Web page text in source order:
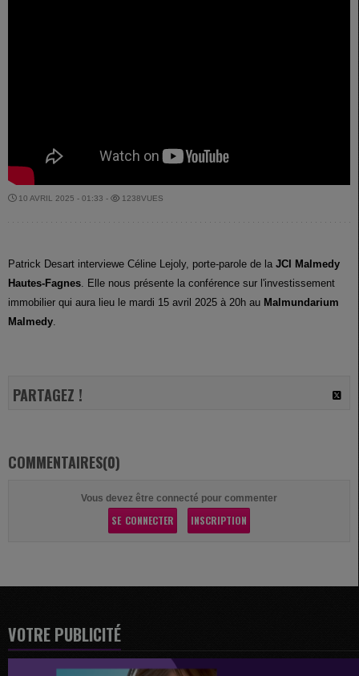
10 AVRIL 2025 - 01:33 - 1238VUES
Patrick Desart interviewe Céline Lejoly, porte-parole de la JCI Malmedy
Hautes-Fagnes. Elle nous présente la conférence sur l'investissement
immobilier qui aura lieu le mardi 15 avril 2025 à 20h au Malmundarium
Malmedy.
PARTAGEZ !
COMMENTAIRES(0)
Vous devez être connecté pour commenter
SE CONNECTER INSCRIPTION
VOTRE PUBLICITÉ